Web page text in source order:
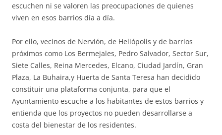
escuchen ni se valoren las preocupaciones de quienes
viven en esos barrios día a día.
Por ello, vecinos de Nervión, de Heliópolis y de barrios
próximos como Los Bermejales, Pedro Salvador, Sector Sur,
Siete Calles, Reina Mercedes, Elcano, Ciudad Jardín, Gran
Plaza, La Buhaira,y Huerta de Santa Teresa han decidido
constituir una plataforma conjunta, para que el
Ayuntamiento escuche a los habitantes de estos barrios y
entienda que los proyectos no pueden desarrollarse a
costa del bienestar de los residentes.